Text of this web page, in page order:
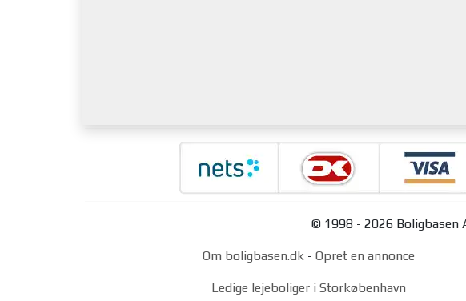
© 1998 - 2026 Boligbasen
Om boligbasen.dk- Opret en annonce
Ledige lejeboliger i Storkøbenhavn